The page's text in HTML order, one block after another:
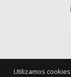
Utilizamos